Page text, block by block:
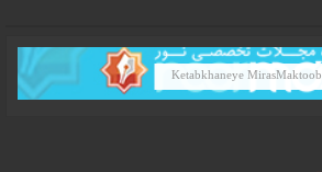
Ketabkhaneye MirasMaktoob